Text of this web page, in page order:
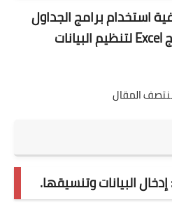
استخدام برامج الجداول
Excelلتنظيم البيانات
المقال
البيانات وتنسيقها.